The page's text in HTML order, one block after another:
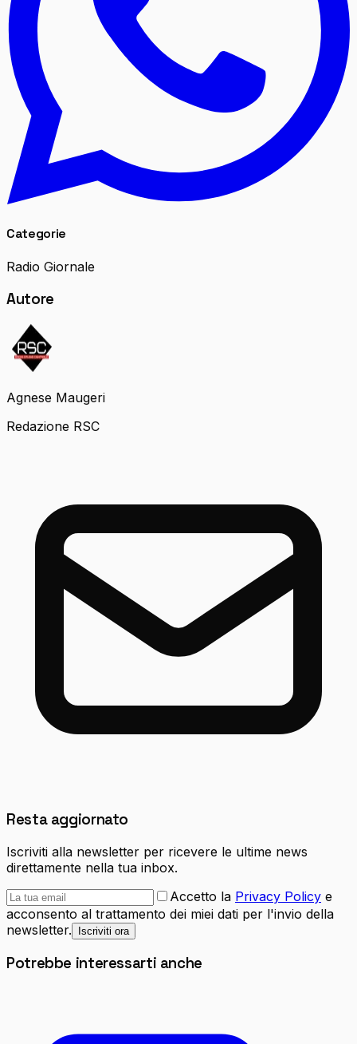
Categorie
Radio Giornale
Autore
Agnese Maugeri
Redazione RSC
Resta aggiornato
Iscriviti alla newsletter per ricevere le ultime news
direttamente nella tua inbox.
Accetto la Privacy Policy e
acconsento al trattamento dei miei dati per l'invio della
newsletter.
Iscriviti ora
Potrebbe interessarti anche